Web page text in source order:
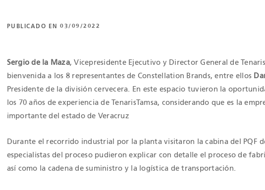
PUBLICADO EN 03/09/2022
Sergio de la Maza, Vicepresidente Ejecutivo y Director General de
bienvenida a los 8 representantes de Constellation Brands, entre ellos
Presidente de la división cervecera. En este espacio tuvieron la
los 70 años de experiencia de TenarisTamsa, considerando que es la
importante del estado de Veracruz
Durante el recorrido industrial por la planta visitaron la cabina del PQF
especialistas del proceso pudieron explicar con detalle el proceso de
así como la cadena de suministro y la logística de transportación.